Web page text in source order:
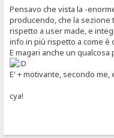
Pensavo che vista la -
producendo, che la
rispetto a user made, e
info in più rispetto a come è
E magari anche un
E' + motivante, secondo me,
cya!